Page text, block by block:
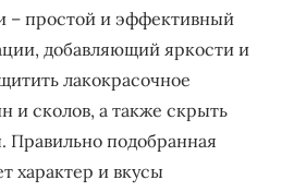
– простой и эффективный
добавляющий яркости и
лакокрасочное
и сколов, а также скрыть
Правильно подобранная
характер и вкусы